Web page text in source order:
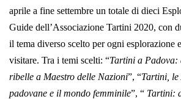
aprile a fine settembre un totale di dieci
Guide dell’Associazione Tartini 2020, con
il tema diverso scelto per ogni esplorazione
visitare. Tra i temi scelti: “Tartini a Padova:
ribelle a Maestro delle Nazioni”, “Tartini,
padovane e il mondo femminile”, “ Tartini: